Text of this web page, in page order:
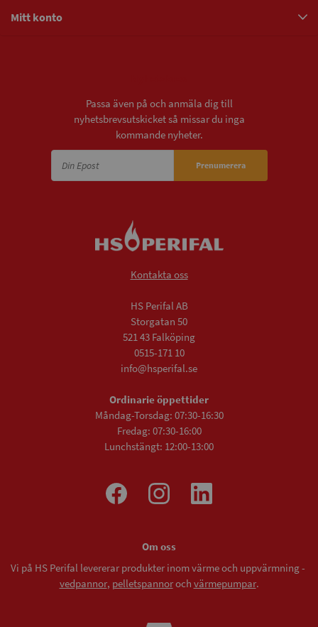
Mitt konto
Passa även på och anmäla dig till
nyhetsbrevsutskicket så missar du inga
kommande nyheter.
Prenumerera
Kontakta oss
HS Perifal AB
Storgatan 50
521 43 Falköping
0515-171 10
info@hsperifal.se
Ordinarie öppettider
Måndag-Torsdag: 07:30-16:30
Fredag: 07:30-16:00
Lunchstängt: 12:00-13:00
Om oss
Vi på HS Perifal levererar produkter inom värme och uppvärmning -
vedpannor, pelletspannoroch värmepumpar.